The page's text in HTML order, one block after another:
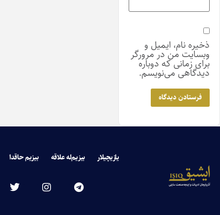
ذخیره نام، ایمیل و
وبسایت من در مرورگر
برای زمانی که دوباره
دیدگاهی می‌نویسم.
یازیچیلار بیزیم‌له علاقه بیزیم حاقدا